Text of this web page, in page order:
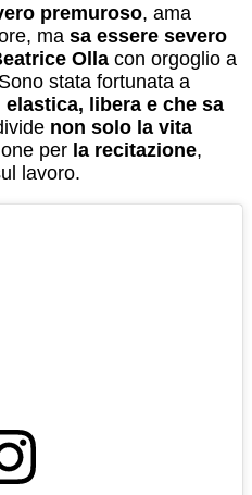
premuroso, ama
ma sa essere severo
Olla con orgoglio a
stata fortunata a
libera e che sa
non solo la vita
per la recitazione,
lavoro.